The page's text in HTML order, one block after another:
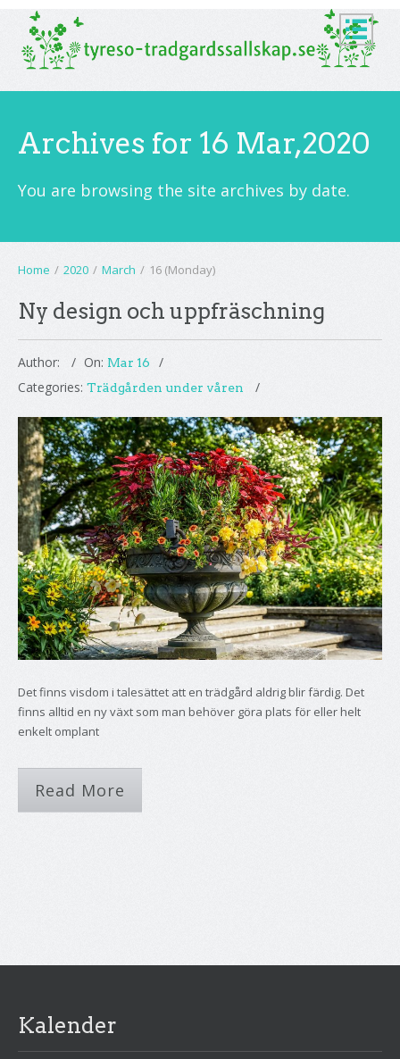
Archives for 16 Mar,2020
You are browsing the site archives by date.
Home / 2020 / March / 16 (Monday)
Ny design och uppfräschning
Author: On: Mar 16
Categories: Trädgården under våren
Det finns visdom i talesättet att en trädgård aldrig blir färdig. Det
finns alltid en ny växt som man behöver göra plats för eller helt
enkelt omplant
Read More
Kalender